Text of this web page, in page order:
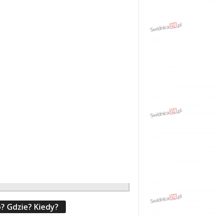
Gdzie? Kiedy?